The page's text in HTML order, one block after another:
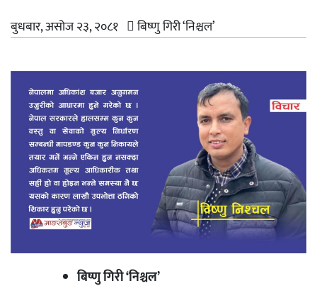
बुधबार, असोज २३, २०८१ बिष्णु गिरी ‘निश्चल’
बिष्णु गिरी ‘निश्चल’